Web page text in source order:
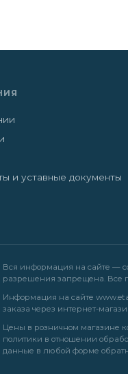
и уставные документы
Вся информация на сайте —
разрешения запрещена. Все
Информация на сайте
заказа через интернет-
Цены в розничном магазине
политики в отношении
данные в любой форме